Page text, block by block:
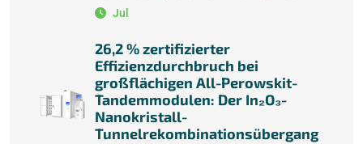
Jul
26,2 % zertifizierter
Effizienzdurchbruch bei
großflächigen All-Perowskit-
Tandemmodulen: Der In₂O₃-
Nanokristall-
Tunnelrekombinationsübergang